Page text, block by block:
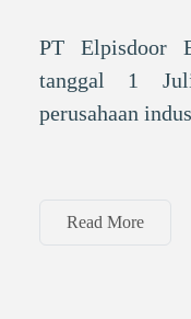
PT Elpisdoor
tanggal 1
perusahaan
Read More